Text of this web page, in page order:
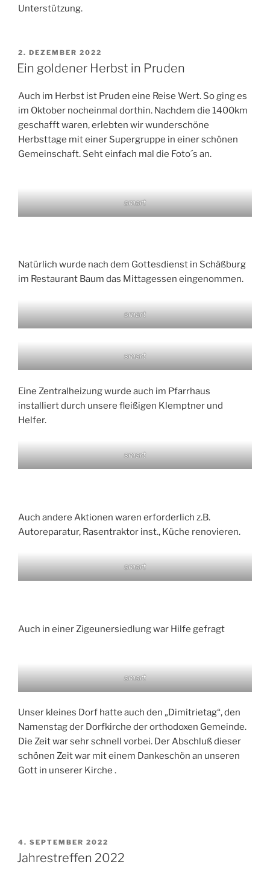
Unterstützung.
VERÖFFENTLICHT
AM
2. DEZEMBER 2022
Ein goldener Herbst in Pruden
Auch im Herbst ist Pruden eine Reise Wert. So ging es
im Oktober nocheinmal dorthin. Nachdem die 1400km
geschafft waren, erlebten wir wunderschöne
Herbsttage mit einer Supergruppe in einer schönen
Gemeinschaft. Seht einfach mal die Foto´s an.
smart
Natürlich wurde nach dem Gottesdienst in Schäßburg
im Restaurant Baum das Mittagessen eingenommen.
smart
smart
Eine Zentralheizung wurde auch im Pfarrhaus
installiert durch unsere fleißigen Klemptner und
Helfer.
smart
Auch andere Aktionen waren erforderlich z.B.
Autoreparatur, Rasentraktor inst., Küche renovieren.
smart
Auch in einer Zigeunersiedlung war Hilfe gefragt
smart
Unser kleines Dorf hatte auch den „Dimitrietag“, den
Namenstag der Dorfkirche der orthodoxen Gemeinde.
Die Zeit war sehr schnell vorbei. Der Abschluß dieser
schönen Zeit war mit einem Dankeschön an unseren
Gott in unserer Kirche .
VERÖFFENTLICHT
AM
4. SEPTEMBER 2022
Jahrestreffen 2022